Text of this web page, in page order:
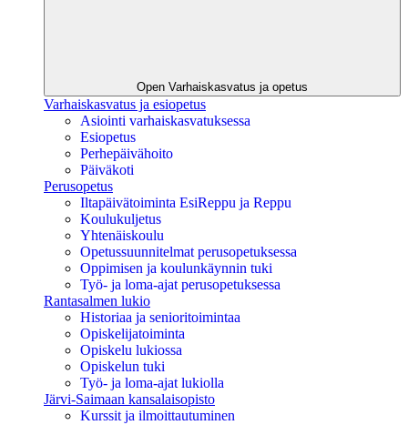
Open Varhaiskasvatus ja opetus
Varhaiskasvatus ja esiopetus
Asiointi varhaiskasvatuksessa
Esiopetus
Perhepäivähoito
Päiväkoti
Perusopetus
Iltapäivätoiminta EsiReppu ja Reppu
Koulukuljetus
Yhtenäiskoulu
Opetussuunnitelmat perusopetuksessa
Oppimisen ja koulunkäynnin tuki
Työ- ja loma-ajat perusopetuksessa
Rantasalmen lukio
Historiaa ja senioritoimintaa
Opiskelijatoiminta
Opiskelu lukiossa
Opiskelun tuki
Työ- ja loma-ajat lukiolla
Järvi-Saimaan kansalaisopisto
Kurssit ja ilmoittautuminen